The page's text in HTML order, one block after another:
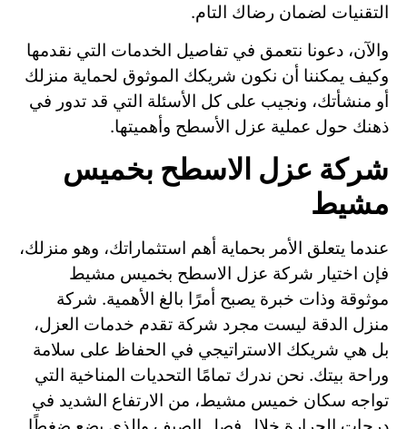
التقنيات لضمان رضاك التام.
والآن، دعونا نتعمق في تفاصيل الخدمات التي نقدمها
وكيف يمكننا أن نكون شريكك الموثوق لحماية منزلك
أو منشأتك، ونجيب على كل الأسئلة التي قد تدور في
ذهنك حول عملية عزل الأسطح وأهميتها.
شركة عزل الاسطح بخميس
مشيط
عندما يتعلق الأمر بحماية أهم استثماراتك، وهو منزلك،
فإن اختيار شركة عزل الاسطح بخميس مشيط
موثوقة وذات خبرة يصبح أمرًا بالغ الأهمية. شركة
منزل الدقة ليست مجرد شركة تقدم خدمات العزل،
بل هي شريكك الاستراتيجي في الحفاظ على سلامة
وراحة بيتك. نحن ندرك تمامًا التحديات المناخية التي
تواجه سكان خميس مشيط، من الارتفاع الشديد في